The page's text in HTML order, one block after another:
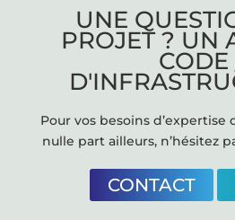
UNE
PROJET ? UN
CODE
Pour vos besoins d’expertise
nulle part ailleurs, n’hésitez
CONTACT